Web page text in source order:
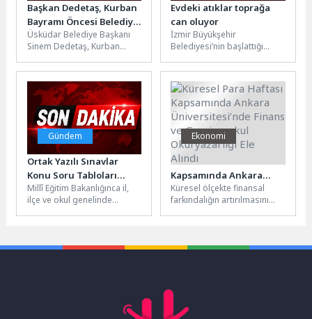
Başkan Dedetaş, Kurban
Bayramı Öncesi Belediye
Çalışanlarıyla
Bayramlaştı
Üsküdar Belediye Başkanı
Sinem Dedetaş, Kurban
çalışanlarıyla düzenlenen
bayramlaşma programında
bir araya...
Evdeki atıklar toprağa
can oluyor
İzmir Büyükşehir
Belediyesi’nin başlattığı
mutfak atıkları yeniden
toprağa kazandırılıyor.
Dünya Çevre Günü
etkinliğinde...
Gündem
Ortak Yazılı Sınavlar
Konu Soru Tabloları
Yayımlandı
Millî Eğitim Bakanlığınca il,
ilçe ve okul genelinde
Ekonomi
Küresel Para Haftası
Kapsamında Ankara
Üniversitesi’nde Finans
ve Gayrimenkul
Okuryazarlığı Ele Alındı
Küresel ölçekte finansal
farkındalığın artırılmasını